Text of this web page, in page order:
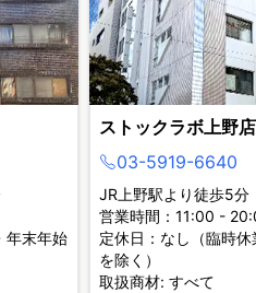
年末年始
ストックラボ上野店
03-5919-6640
JR上野駅より徒歩5分
営業時間：11:00 -
定休日：なし（臨時
を除く）
取扱商材: すべて